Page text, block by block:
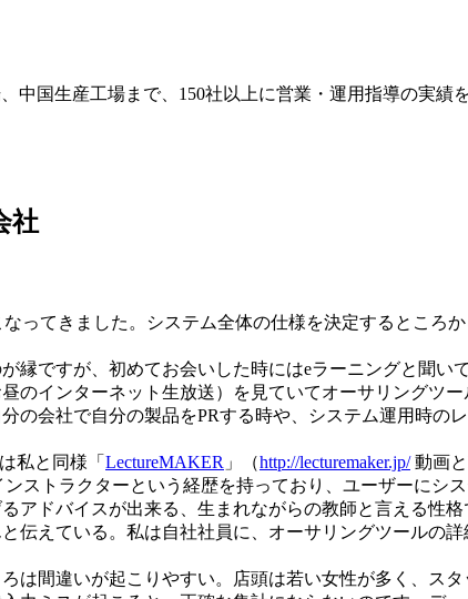
国生産工場まで、150社以上に営業・運用指導の実績
社
ってきました。システム全体の仕様を決定するところ
ですが、初めてお会いした時にはeラーニングと聞い
インターネット生放送）を見ていてオーサリングツ
会社で自分の製品をPRする時や、システム運用時の
私と同様「 LectureMAKER 」（http://lecturemaker.jp/動画と
ストラクターという経歴を持っており、ユーザーにシ
アドバイスが出来る、生まれながらの教師と言える性格
伝えている。私は自社社員に、オーサリングツールの
間違いが起こりやすい。店頭は若い女性が多く、ス